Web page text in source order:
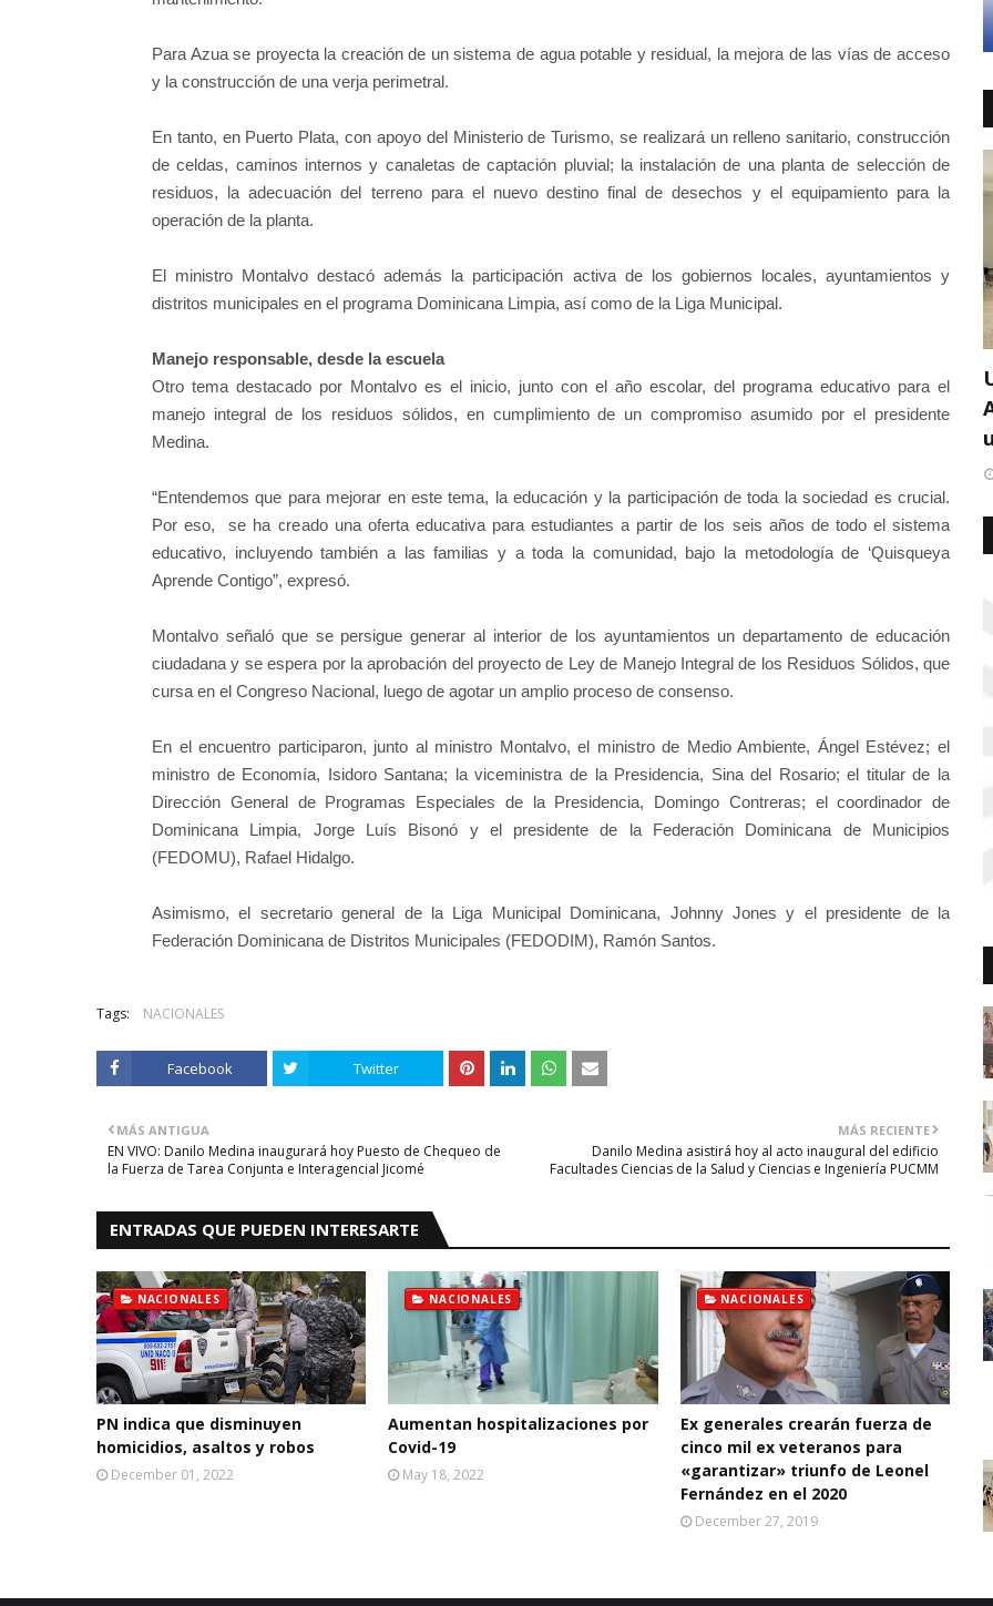
Para Azua se proyecta la creación de un sistema de agua potable y residual, la mejora de las vías de acceso
y la construcción de una verja perimetral.
En tanto, en Puerto Plata, con apoyo del Ministerio de Turismo, se realizará un relleno sanitario, construcción
de celdas, caminos internos y canaletas de captación pluvial; la instalación de una planta de selección de
residuos, la adecuación del terreno para el nuevo destino final de desechos y el equipamiento para la
operación de la planta.
El ministro Montalvo destacó además la participación activa de los gobiernos locales, ayuntamientos y
distritos municipales en el programa Dominicana Limpia, así como de la Liga Municipal.
Manejo responsable, desde la escuela
Otro tema destacado por Montalvo es el inicio, junto con el año escolar, del programa educativo para el
manejo integral de los residuos sólidos, en cumplimiento de un compromiso asumido por el presidente
Medina.
“Entendemos que para mejorar en este tema, la educación y la participación de toda la sociedad es crucial.
Por eso, se ha creado una oferta educativa para estudiantes a partir de los seis años de todo el sistema
educativo, incluyendo también a las familias y a toda la comunidad, bajo la metodología de ‘Quisqueya
Aprende Contigo”, expresó.
Montalvo señaló que se persigue generar al interior de los ayuntamientos un departamento de educación
ciudadana y se espera por la aprobación del proyecto de Ley de Manejo Integral de los Residuos Sólidos, que
cursa en el Congreso Nacional, luego de agotar un amplio proceso de consenso.
En el encuentro participaron, junto al ministro Montalvo, el ministro de Medio Ambiente, Ángel Estévez; el
ministro de Economía, Isidoro Santana; la viceministra de la Presidencia, Sina del Rosario; el titular de la
Dirección General de Programas Especiales de la Presidencia, Domingo Contreras; el coordinador de
Dominicana Limpia, Jorge Luís Bisonó y el presidente de la Federación Dominicana de Municipios
(FEDOMU), Rafael Hidalgo.
Asimismo, el secretario general de la Liga Municipal Dominicana, Johnny Jones y el presidente de la
Federación Dominicana de Distritos Municipales (FEDODIM), Ramón Santos.
Tags: NACIONALES
Facebook Twitter
MÁS RECIENTE
Danilo Medina asistirá hoy al acto inaugural del edificio
Facultades Ciencias de la Salud y Ciencias e Ingeniería PUCMM
MÁS ANTIGUA
EN VIVO: Danilo Medina inaugurará hoy Puesto de Chequeo de
la Fuerza de Tarea Conjunta e Interagencial Jicomé
ENTRADAS QUE PUEDEN INTERESARTE
NACIONALES
PN indica que disminuyen
homicidios, asaltos y robos
December 01, 2022
NACIONALES
Aumentan hospitalizaciones por
Covid-19
May 18, 2022
NACIONALES
Ex generales crearán fuerza de
cinco mil ex veteranos para
«garantizar» triunfo de Leonel
Fernández en el 2020
December 27, 2019